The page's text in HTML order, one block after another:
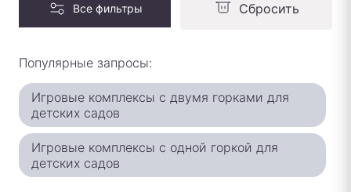
Все фильтры Сбросить
Популярные запросы:
Игровые комплексы с двумя горками для
детских садов
Игровые комплексы с одной горкой для
детских садов